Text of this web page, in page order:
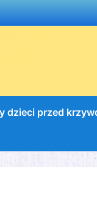
dzieci przed